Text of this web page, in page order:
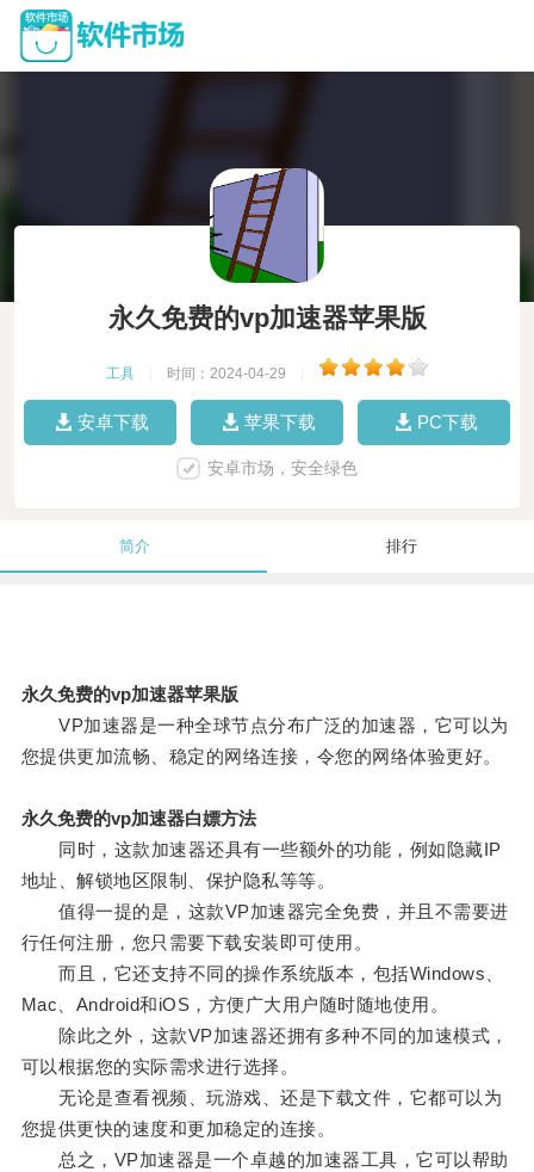
永久免费的vp加速器苹果版
工具 时间：2024-04-29
安卓下载 苹果下载 PC下载
安卓市场，安全绿色
简介 排行
永久免费的vp加速器苹果版
VP加速器是一种全球节点分布广泛的加速器，它可以为
您提供更加流畅、稳定的网络连接，令您的网络体验更好。
永久免费的vp加速器白嫖方法
同时，这款加速器还具有一些额外的功能，例如隐藏IP
地址、解锁地区限制、保护隐私等等。
值得一提的是，这款VP加速器完全免费，并且不需要进
行任何注册，您只需要下载安装即可使用。
而且，它还支持不同的操作系统版本，包括Windows、
Mac、Android和iOS，方便广大用户随时随地使用。
除此之外，这款VP加速器还拥有多种不同的加速模式，
可以根据您的实际需求进行选择。
无论是查看视频、玩游戏、还是下载文件，它都可以为
您提供更快的速度和更加稳定的连接。
总之，VP加速器是一个卓越的加速器工具，它可以帮助